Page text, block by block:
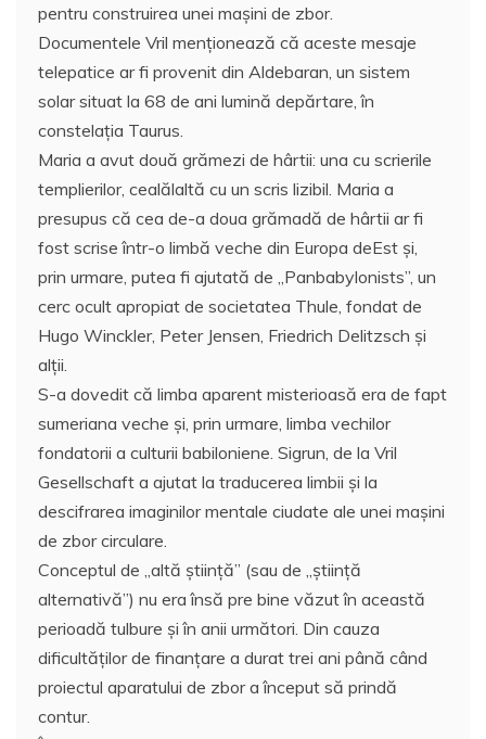
pentru construirea unei mașini de zbor.
Documentele Vril menționează că aceste mesaje
telepatice ar fi provenit din Aldebaran, un sistem
solar situat la 68 de ani lumină depărtare, în
constelația Taurus.
Maria a avut două grămezi de hârtii: una cu scrierile
templierilor, cealălaltă cu un scris lizibil. Maria a
presupus că cea de-a doua grămadă de hârtii ar fi
fost scrise într-o limbă veche din Europa deEst și,
prin urmare, putea fi ajutată de „Panbabylonists”, un
cerc ocult apropiat de societatea Thule, fondat de
Hugo Winckler, Peter Jensen, Friedrich Delitzsch și
alţii.
S-a dovedit că limba aparent misterioasă era de fapt
sumeriana veche și, prin urmare, limba vechilor
fondatorii a culturii babiloniene. Sigrun, de la Vril
Gesellschaft a ajutat la traducerea limbii și la
descifrarea imaginilor mentale ciudate ale unei mașini
de zbor circulare.
Conceptul de „altă știință” (sau de „știință
alternativă”) nu era însă pre bine văzut în această
perioadă tulbure și în anii următori. Din cauza
dificultăților de finanțare a durat trei ani până când
proiectul aparatului de zbor a început să prindă
contur.